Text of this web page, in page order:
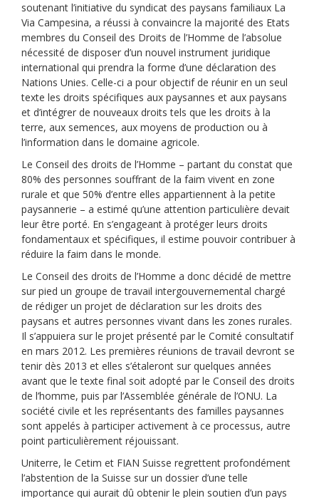
soutenant l’initiative du syndicat des paysans familiaux La
Via Campesina, a réussi à convaincre la majorité des Etats
membres du Conseil des Droits de l’Homme de l’absolue
nécessité de disposer d’un nouvel instrument juridique
international qui prendra la forme d’une déclaration des
Nations Unies. Celle-ci a pour objectif de réunir en un seul
texte les droits spécifiques aux paysannes et aux paysans
et d’intégrer de nouveaux droits tels que les droits à la
terre, aux semences, aux moyens de production ou à
l’information dans le domaine agricole.
Le Conseil des droits de l’Homme – partant du constat que
80% des personnes souffrant de la faim vivent en zone
rurale et que 50% d’entre elles appartiennent à la petite
paysannerie – a estimé qu’une attention particulière devait
leur être porté. En s’engageant à protéger leurs droits
fondamentaux et spécifiques, il estime pouvoir contribuer à
réduire la faim dans le monde.
Le Conseil des droits de l’Homme a donc décidé de mettre
sur pied un groupe de travail intergouvernemental chargé
de rédiger un projet de déclaration sur les droits des
paysans et autres personnes vivant dans les zones rurales.
Il s’appuiera sur le projet présenté par le Comité consultatif
en mars 2012. Les premières réunions de travail devront se
tenir dès 2013 et elles s’étaleront sur quelques années
avant que le texte final soit adopté par le Conseil des droits
de l’homme, puis par l’Assemblée générale de l’ONU. La
société civile et les représentants des familles paysannes
sont appelés à participer activement à ce processus, autre
point particulièrement réjouissant.
Uniterre, le Cetim et FIAN Suisse regrettent profondément
l’abstention de la Suisse sur un dossier d’une telle
importance qui aurait dû obtenir le plein soutien d’un pays